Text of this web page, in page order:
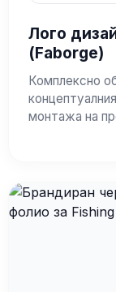
Лого
(Faborge)
Комплексно
монтажа на